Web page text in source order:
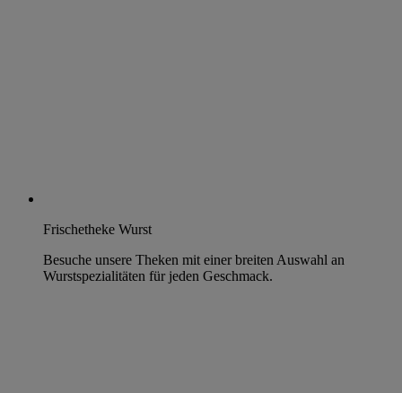
Frischetheke Wurst
Besuche unsere Theken mit einer breiten Auswahl an
Wurstspezialitäten für jeden Geschmack.